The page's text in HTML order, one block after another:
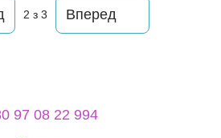
2 з 3 Вперед
97 08 22 994